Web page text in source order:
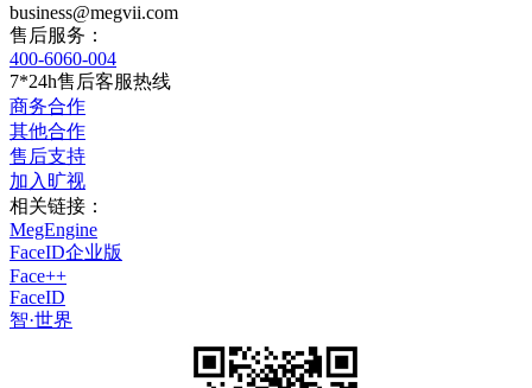
business@megvii.com
售后服务：
400-6060-004
7*24h售后客服热线
商务合作
其他合作
售后支持
加入旷视
相关链接：
MegEngine
FaceID企业版
Face++
FaceID
智·世界